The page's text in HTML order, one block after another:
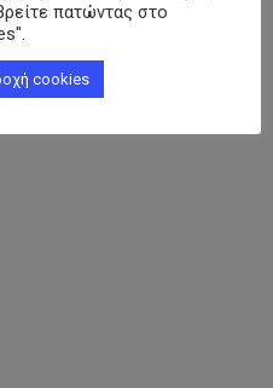
πατώντας στο
cookies